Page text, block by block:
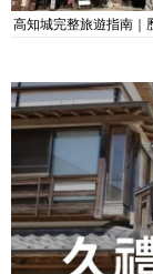
高知城完整旅遊指南｜